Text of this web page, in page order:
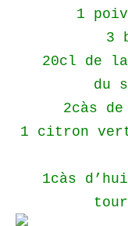
1
3
20cl de
du
2càs
1 citron
1càs